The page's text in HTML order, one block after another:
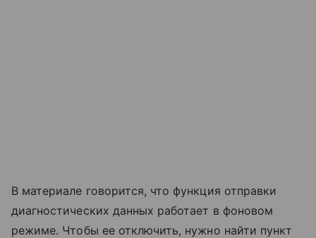
В материале говорится, что функция отправки
диагностических данных работает в фоновом
режиме. Чтобы ее отключить, нужно найти пункт